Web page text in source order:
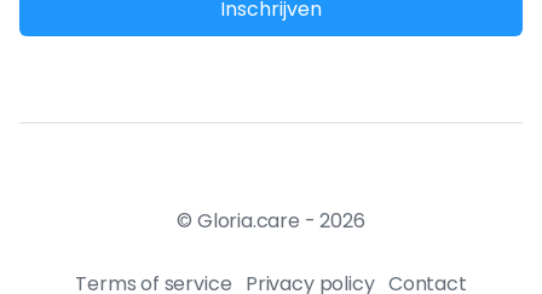
© Gloria.care -2026
Terms of service Privacy policy Contact